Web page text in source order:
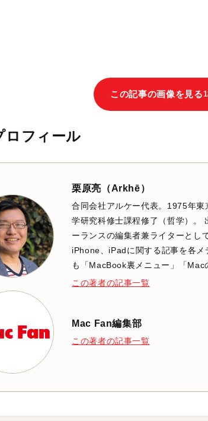
この記事の画像を見る
ロフィール
栗原亮（Arkhē）
合同会社アルケー代表。1975年
学研究科修士課程修了（哲学）。
ーランスの編集者兼ライターとし
iPhone、iPadに関する記事を各
も「MacBook裏メニュー」「Mac
この著者の記事一覧
Mac Fan編集部
この著者の記事一覧